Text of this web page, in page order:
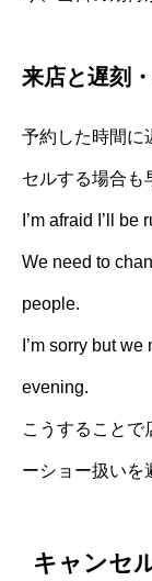
来店と遅刻
予約した時間に
セルする場合も
I’m afraid I’ll
We need to
people.
I’m sorry but
evening.
こうすることで
ーショー扱いを
キャンセ